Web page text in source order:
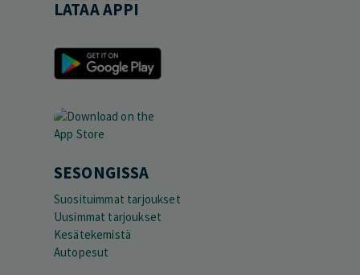
LATAA APPI
SESONGISSA
Suosituimmat tarjoukset
Uusimmat tarjoukset
Kesätekemistä
Autopesut